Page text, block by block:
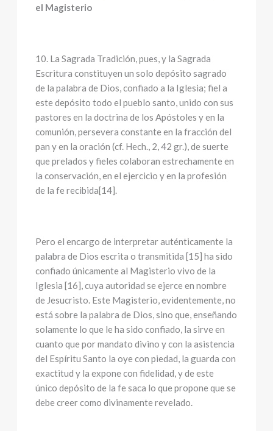
el Magisterio
10. La Sagrada Tradición, pues, y la Sagrada
Escritura constituyen un solo depósito sagrado
de la palabra de Dios, confiado a la Iglesia; fiel a
este depósito todo el pueblo santo, unido con sus
pastores en la doctrina de los Apóstoles y en la
comunión, persevera constante en la fracción del
pan y en la oración (cf. Hech., 2, 42 gr.), de suerte
que prelados y fieles colaboran estrechamente en
la conservación, en el ejercicio y en la profesión
de la fe recibida[14].
Pero el encargo de interpretar auténticamente la
palabra de Dios escrita o transmitida [15] ha sido
confiado únicamente al Magisterio vivo de la
Iglesia [16], cuya autoridad se ejerce en nombre
de Jesucristo. Este Magisterio, evidentemente, no
está sobre la palabra de Dios, sino que, enseñando
solamente lo que le ha sido confiado, la sirve en
cuanto que por mandato divino y con la asistencia
del Espíritu Santo la oye con piedad, la guarda con
exactitud y la expone con fidelidad, y de este
único depósito de la fe saca lo que propone que se
debe creer como divinamente revelado.